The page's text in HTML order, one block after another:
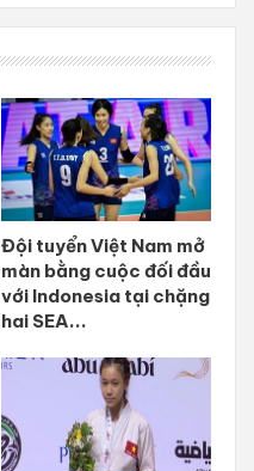
Đội tuyển Việt Nam mở
màn bằng cuộc đối đầu
với Indonesia tại chặng
hai SEA...